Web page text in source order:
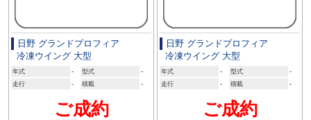
日野 グランドプロフィア
冷凍ウイング 大型
年式 - 型式
-
走行
- 積載 -
ご成約
日野 グランドプロフィア
冷凍ウイング 大型
年式 - 型式
-
走行
- 積載 -
ご成約